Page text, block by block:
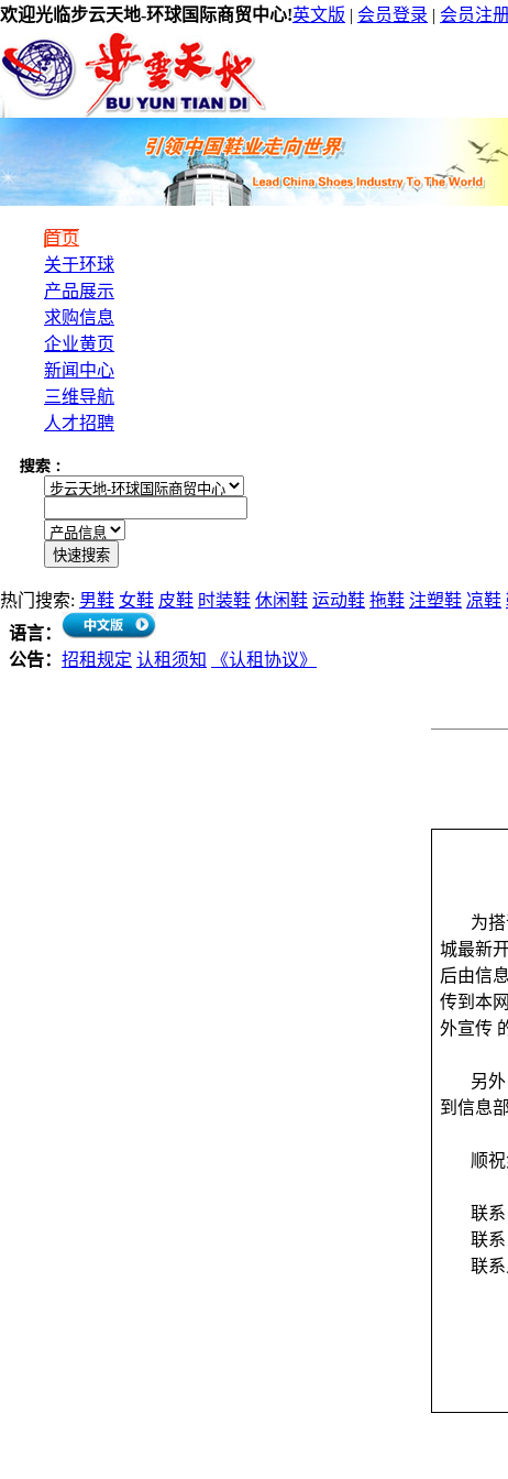
欢迎光临步云天地-环球国际商贸中心!英文版 | 会员登录 | 会员注
首页
关于环球
产品展示
求购信息
企业黄页
新闻中心
三维导航
人才招聘
热门搜索: 男鞋 女鞋 皮鞋 时装鞋 休闲鞋 运动鞋 拖鞋 注塑鞋 凉鞋
语言：
公告： 招租规定 认租须知 《认租协议》
为
城最新
后由信
传到本
外宣传
另
到信息
顺
联系
联系
联